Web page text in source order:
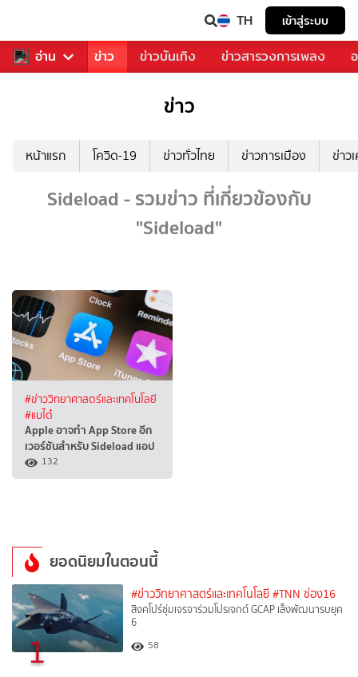
TH เข้าสู่ระบบ
อ่าน
คุณ กีฬา ข่าว ข่าวบันเทิง ข่าวสารวงการเพลง
ข่าว
หน้าแรก โควิด-19 ข่าวทั่วไทย ข่าวการเมือง ข่าว
Sideload - รวมข่าว ที่เกี่ยวข้องกับ
"Sideload"
#ข่าววิทยาศาสตร์และเทคโนโลยี
#แบไต๋
Apple อาจทำ App Store อีก
เวอร์ชันสำหรับ Sideload แอป
132
ยอดนิยมในตอนนี้
1
#ข่าววิทยาศาสตร์และเทคโนโลยี #TNN ช่อง16
สิงคโปร์ซุ่มเจรจาร่วมโปรเจกต์ GCAP เล็งพัฒนารบยุค
6
58